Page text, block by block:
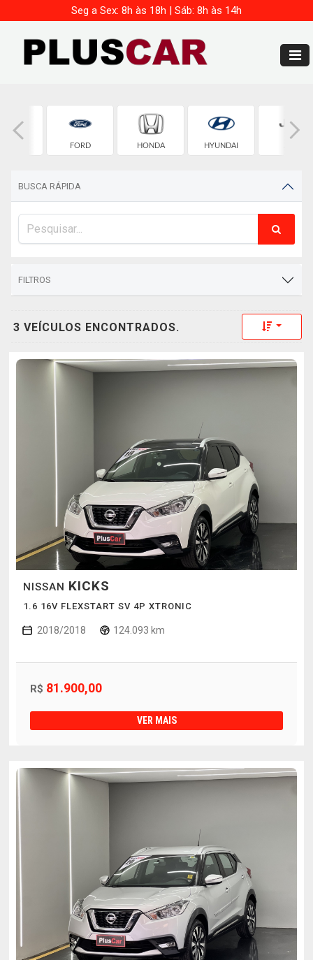
Seg a Sex: 8h às 18h | Sáb: 8h às 14h
FORD HONDA HYUNDAI
BUSCA RÁPIDA
FILTROS
3 VEÍCULOS ENCONTRADOS. Toggle
NISSAN KICKS
1.6 16V FLEXSTART SV 4P XTRONIC
2018/2018 124.093 km
R$ 81.900,00
VER MAIS